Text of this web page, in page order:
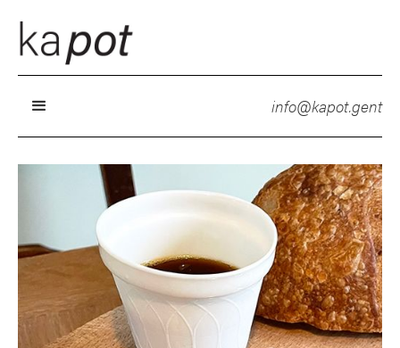
info@kapot.gent